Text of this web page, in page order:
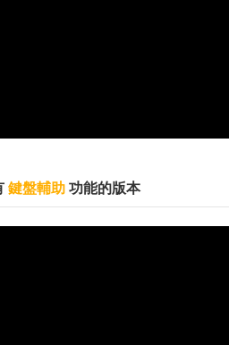
鍵盤輔助功能的版本